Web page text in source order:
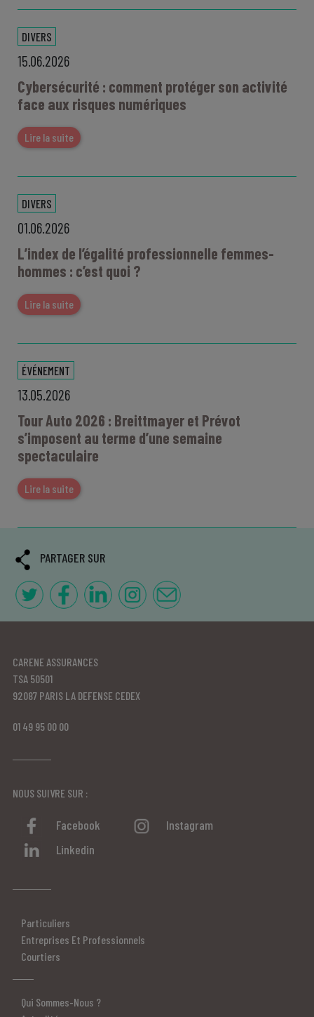
DIVERS
15.06.2026
Cybersécurité : comment protéger son activité
face aux risques numériques
Lire la suite
DIVERS
01.06.2026
L’index de l’égalité professionnelle femmes-
hommes : c’est quoi ?
Lire la suite
ÉVÉNEMENT
13.05.2026
Tour Auto 2026 : Breittmayer et Prévot
s’imposent au terme d’une semaine
spectaculaire
Lire la suite
PARTAGER SUR
CARENE ASSURANCES
TSA 50501
92087 PARIS LA DEFENSE CEDEX
01 49 95 00 00
NOUS SUIVRE SUR :
Facebook
Instagram
Linkedin
Particuliers
Entreprises Et Professionnels
Courtiers
Qui Sommes-Nous ?